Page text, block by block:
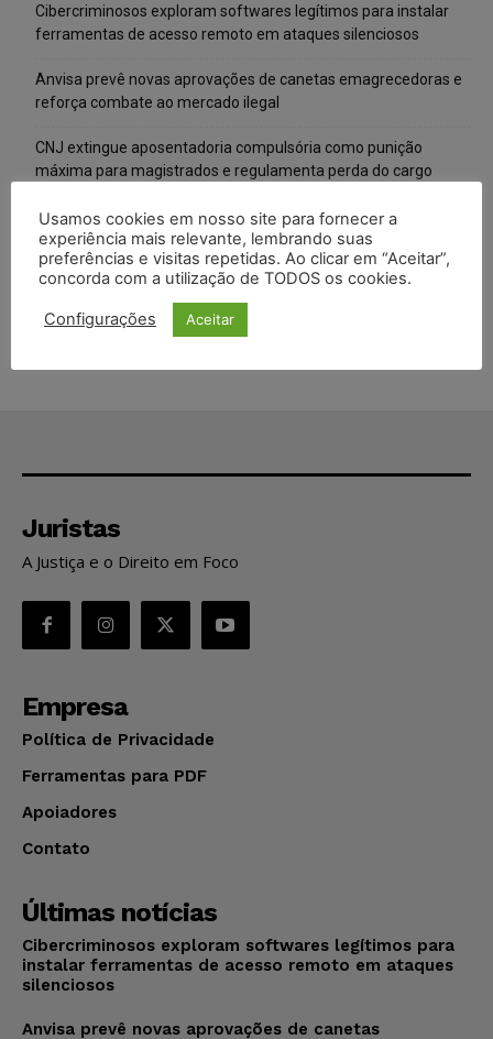
Cibercriminosos exploram softwares legítimos para instalar
ferramentas de acesso remoto em ataques silenciosos
Anvisa prevê novas aprovações de canetas emagrecedoras e
reforça combate ao mercado ilegal
CNJ extingue aposentadoria compulsória como punição
máxima para magistrados e regulamenta perda do cargo
Justiça de SP rejeita ação da família de Alexandre de Moraes
contra senador Alessandro Vieira
Conselho Nacional de Justiça determina afastamento da juíza
Gabriela Hardt por dois anos
Juristas
A Justiça e o Direito em Foco
Empresa
Política de Privacidade
Ferramentas para PDF
Apoiadores
Contato
Últimas notícias
Cibercriminosos exploram softwares legítimos para
instalar ferramentas de acesso remoto em ataques
silenciosos
Anvisa prevê novas aprovações de canetas
Usamos cookies em nosso site para fornecer a
experiência mais relevante, lembrando suas
preferências e visitas repetidas. Ao clicar em “Aceitar”,
concorda com a utilização de TODOS os cookies.
Configurações Aceitar